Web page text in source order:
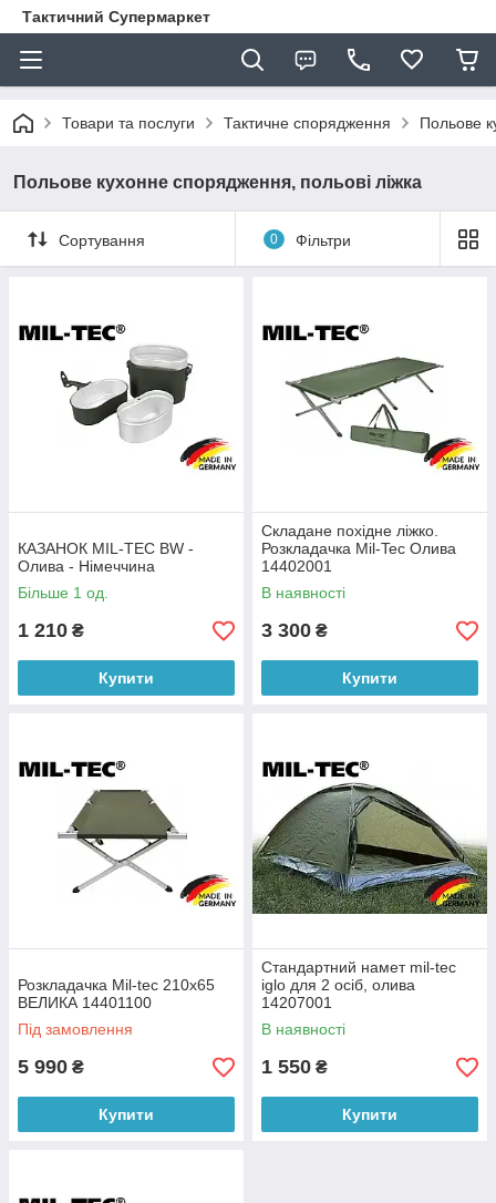
Тактичний Супермаркет
Товари та послуги Тактичне спорядження Польове
Польове кухонне спорядження, польові ліжка
Сортування 0 Фільтри
КАЗАНОК MIL-TEC BW -
Олива - Німеччина
Більше 1 од.
1 210 ₴
Купити
Складане похідне ліжко.
Розкладачка Mil-Tec Олива
14402001
В наявності
3 300 ₴
Купити
Розкладачка Mil-tec 210x65
ВЕЛИКА 14401100
Під замовлення
5 990 ₴
Купити
Стандартний намет mil-tec
iglo для 2 осіб, олива
14207001
В наявності
1 550 ₴
Купити